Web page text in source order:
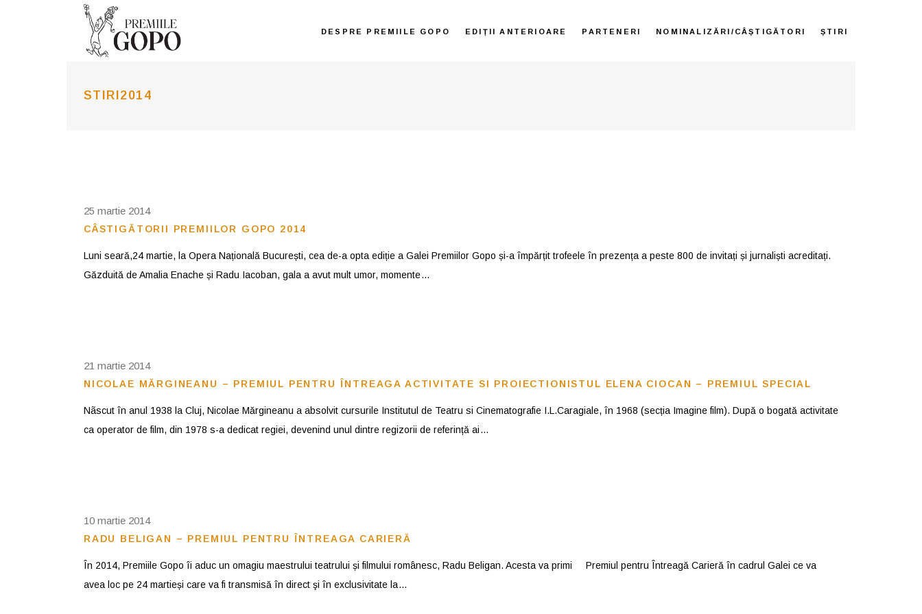
DESPRE PREMIILE GOPO EDIȚII ANTERIOARE PARTENERI NOMINALIZĂRI/CÂȘTIGĂTORI ȘTIRI
STIRI2014
25 martie 2014
CÂSTIGĂTORII PREMIILOR GOPO 2014
Luni seară,24 martie, la Opera Națională București, cea de-a opta ediție a Galei Premiilor Gopo și-a împărțit trofeele în prezența a peste 800 de invitați și jurnaliști acreditați.
Găzduită de Amalia Enache și Radu Iacoban, gala a avut mult umor, momente
21 martie 2014
NICOLAE MĂRGINEANU – PREMIUL PENTRU ÎNTREAGA ACTIVITATE SI PROIECTIONISTUL ELENA CIOCAN – PREMIUL SPECIAL
Nãscut în anul 1938 la Cluj, Nicolae Mărgineanu a absolvit cursurile Institutul de Teatru si Cinematografie I.L.Caragiale, în 1968 (secția Imagine film). După o bogată activitate
ca operator de film, din 1978 s-a dedicat regiei, devenind unul dintre regizorii de referință ai
10 martie 2014
RADU BELIGAN – PREMIUL PENTRU ÎNTREAGA CARIERĂ
În 2014, Premiile Gopo îi aduc un omagiu maestrului teatrului și filmului românesc, Radu Beligan. Acesta va primi Premiul pentru Întreagă Carieră în cadrul Galei ce va
avea loc pe 24 martieși care va fi transmisă în direct şi în exclusivitate la